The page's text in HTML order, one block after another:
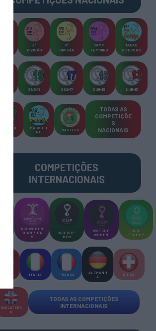
2ª
DIVISÃO
3ª
DIVISÃO
CAMP.
FEMININO
TAÇAS
DIVERSAS
SUB-19 SUB-17 SUB-15 SUB-13
TORNEIO
MASCULI
NO
MASTERS
TODAS AS
COMPETIÇÕE
S
NACIONAIS
COMPETIÇÕES
INTERNACIONAIS
WSE WOMEN
CHAMPION
S
WSE CUP
MEN
WSE CUP
WOMEN
WSE
TROPHY
ITÁLIA FRANÇA
ALEMANH
A
SUÍÇA
INGLATERR
A
TODAS AS COMPETIÇÕES
INTERNACIONAIS